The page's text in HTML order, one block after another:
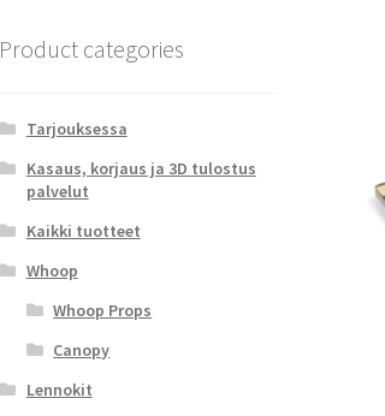
Product categories
Tarjouksessa
Kasaus, korjaus ja 3D tulostus
palvelut
Kaikki tuotteet
Whoop
Whoop Props
Canopy
Lennokit